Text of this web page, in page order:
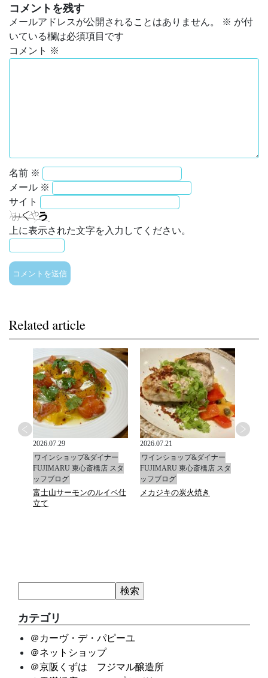
コメントを残す
メールアドレスが公開されることはありません。 ※ が付
いている欄は必須項目です
コメント ※
名前 ※
メール ※
サイト
上に表示された文字を入力してください。
2026.07.29
ワインショップ&ダイナー
FUJIMARU 東心斎橋店 スタ
ッフブログ
富士山サーモンのルイベ仕
立て
2026.07.21
ワインショップ&ダイナー
FUJIMARU 東心斎橋店 スタ
ッフブログ
メカジキの炭火焼き
カテゴリ
＠カーヴ・デ・パピーユ
＠ネットショップ
＠京阪くずは フジマル醸造所